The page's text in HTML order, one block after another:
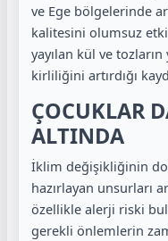
ve Ege bölgelerinde
kalitesini olumsuz
yayılan kül ve tozların
kirliliğini artırdığı
ÇOCUKLAR
ALTINDA
İklim değişikliğinin
hazırlayan unsurları
özellikle alerji riski
gerekli önlemlerin